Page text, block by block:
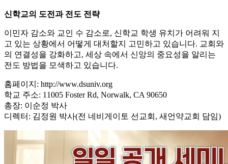
신학교의 도전과 전도 전략
이민자 감소와 교인 수 감소로, 신학교 학생 유치가 어려워 지
고 있는 상황에서 어떻게 대처할지 고민하고 있습니다. 교회와
의 연결성을 강화하고, 세상 속에서 신앙의 중요성을 알리는
전도 방법을 모색하고 있습니다.
홈페이지: http://www.dsuniv.org
학교 주소: 11005 Foster Rd, Norwalk, CA 90650
총장: 이순정 박사
디렉터: 김정원 박사(전 네비게이토 선교회, 새언약교회 담임)